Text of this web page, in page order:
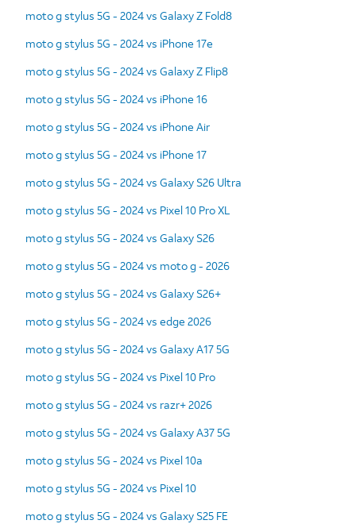
moto g stylus 5G - 2024 vs Galaxy Z Fold8
moto g stylus 5G - 2024 vs iPhone 17e
moto g stylus 5G - 2024 vs Galaxy Z Flip8
moto g stylus 5G - 2024 vs iPhone 16
moto g stylus 5G - 2024 vs iPhone Air
moto g stylus 5G - 2024 vs iPhone 17
moto g stylus 5G - 2024 vs Galaxy S26 Ultra
moto g stylus 5G - 2024 vs Pixel 10 Pro XL
moto g stylus 5G - 2024 vs Galaxy S26
moto g stylus 5G - 2024 vs moto g - 2026
moto g stylus 5G - 2024 vs Galaxy S26+
moto g stylus 5G - 2024 vs edge 2026
moto g stylus 5G - 2024 vs Galaxy A17 5G
moto g stylus 5G - 2024 vs Pixel 10 Pro
moto g stylus 5G - 2024 vs razr+ 2026
moto g stylus 5G - 2024 vs Galaxy A37 5G
moto g stylus 5G - 2024 vs Pixel 10a
moto g stylus 5G - 2024 vs Pixel 10
moto g stylus 5G - 2024 vs Galaxy S25 FE